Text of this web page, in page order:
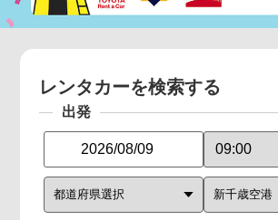
レンタカーを検索する
出発